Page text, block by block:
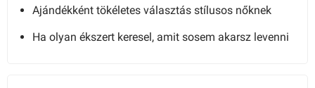
Ajándékként tökéletes választás stílusos nőknek
Ha olyan ékszert keresel, amit sosem akarsz levenni